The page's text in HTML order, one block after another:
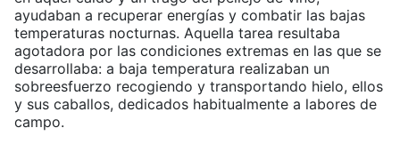
ayudaban a recuperar energías y combatir las bajas
temperaturas nocturnas. Aquella tarea resultaba
agotadora por las condiciones extremas en las que se
desarrollaba: a baja temperatura realizaban un
sobreesfuerzo recogiendo y transportando hielo, ellos
y sus caballos, dedicados habitualmente a labores de
campo.